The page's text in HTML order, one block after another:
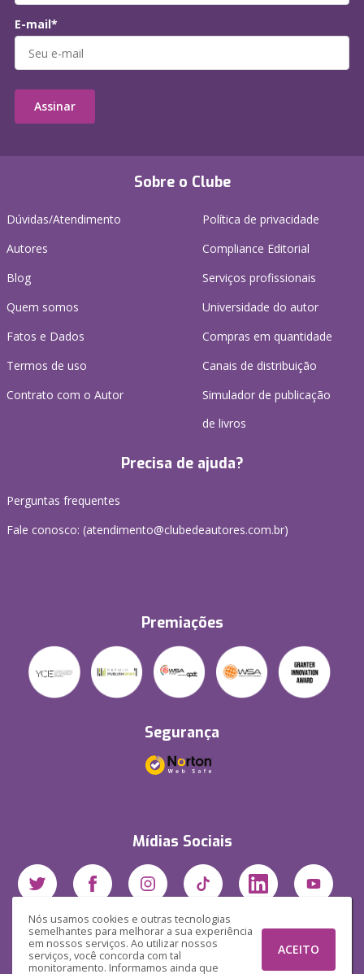
Nós usamos cookies e outras tecnologias
semelhantes para melhorar a sua experiência
em nossos serviços. Ao utilizar nossos
serviços, você concorda com tal
monitoramento. Informamos ainda que
ACEITO
Sobre o Clube
Dúvidas/Atendimento
Autores
Blog
Quem somos
Fatos e Dados
Termos de uso
Contrato com o Autor
Política de privacidade
Compliance Editorial
Serviços profissionais
Universidade do autor
Compras em quantidade
Canais de distribuição
Simulador de publicação
de livros
Precisa de ajuda?
Perguntas frequentes
Fale conosco: (atendimento@clubedeautores.com.br)
Premiações
Segurança
Mídias Sociais
E-mail*
Assinar